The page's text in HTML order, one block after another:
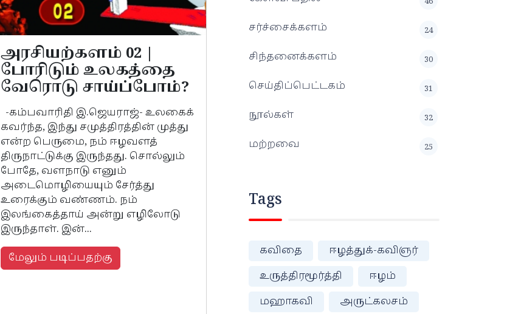
அரசியற்களம் 02 |
போரிடும் உலகத்தை
வேரொடு சாய்ப்போம்?
-கம்பவாரிதி இ.ஜெயராஜ்- உலகைக்
கவர்ந்த, இந்து சமுத்திரத்தின் முத்து
என்ற பெருமை, நம் ஈழவளத்
திருநாட்டுக்கு இருந்தது. சொல்லும்
போதே, வளநாடு எனும்
அடைமொழியையும் சேர்த்து
உரைக்கும் வண்ணம். நம்
இலங்கைத்தாய் அன்று எழிலோடு
இருந்தாள். இன்...
மேலும் படிப்பதற்கு
சர்ச்சைக்களம் 24
சிந்தனைக்களம் 30
செய்திப்பெட்டகம் 31
நூல்கள் 32
மற்றவை 25
Tags
கவிதை
ஈழத்துக்-கவிஞர்
உருத்திரமூர்த்தி
ஈழம்
மஹாகவி
அருட்கலசம்